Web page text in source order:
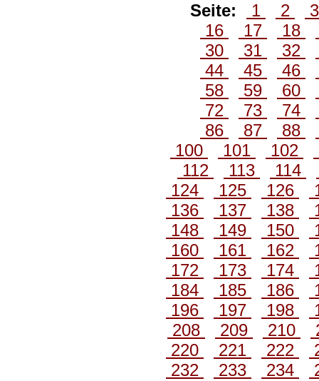
Seite: 1 2
16
17 18
30
31 32
44
45 46
58
59 60
72
73 74
86
87 88
100
101 102
112
113 114
124
125 126
136
137 138
148
149 150
160
161 162
172
173 174
184
185 186
196
197 198
208
209 210
220
221 222
232
233 234